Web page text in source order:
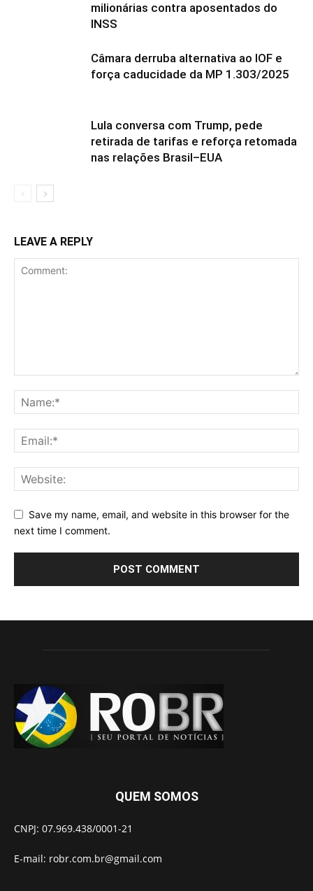
milionárias contra aposentados do
INSS
Câmara derruba alternativa ao IOF e
força caducidade da MP 1.303/2025
Lula conversa com Trump, pede
retirada de tarifas e reforça retomada
nas relações Brasil–EUA
LEAVE A REPLY
Save my name, email, and website in this browser for the
next time I comment.
QUEM SOMOS
CNPJ: 07.969.438/0001-21
E-mail: robr.com.br@gmail.com